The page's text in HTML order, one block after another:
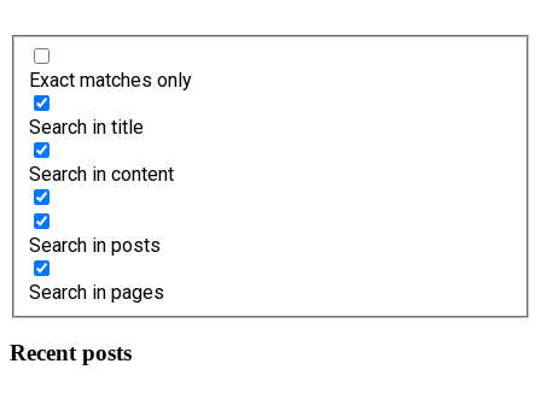
Exact matches only
Search in title
Search in content
Search in posts
Search in pages
Recent posts